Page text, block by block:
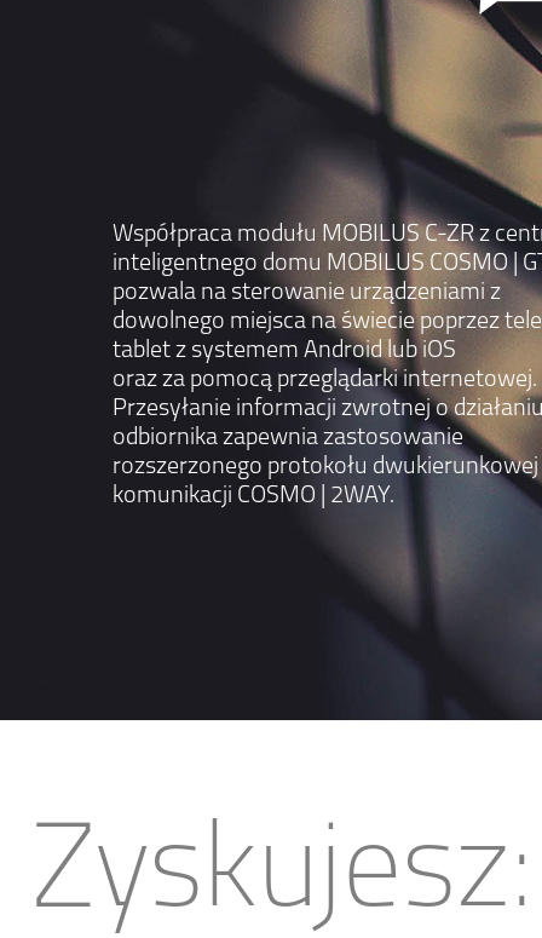
Współpraca modułu MOBILUS C-ZR z
inteligentnego domu MOBILUS COSMO |
pozwala na sterowanie urządzeniami z
dowolnego miejsca na świecie poprzez
tablet z systemem Android lub iOS
oraz za pomocą przeglądarki internetowej.
Przesyłanie informacji zwrotnej o
odbiornika zapewnia zastosowanie
rozszerzonego protokołu dwukierunkowej
komunikacji COSMO | 2WAY.
Zyskujesz: